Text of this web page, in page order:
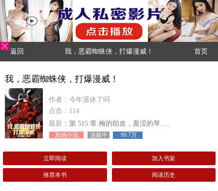
返回 我，恶霸蜘蛛侠，打爆漫威！ 首页
我，恶霸蜘蛛侠，打爆漫威！
作者：今年退休了吗
点击：114
最新： 第 515 章 梅的助攻，羞涩的琴.....
其他小说 连载中 99.7万
立即阅读 加入书架
推荐本书 阅读历史